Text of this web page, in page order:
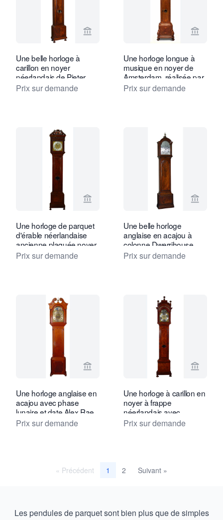
Voir la page vendeur de Toebosch
Une belle horloge à
carillon en noyer
néerlandais de Pieter
Klok, Amsterdam, vers
Prix sur demande
Voir la
Une horloge longue à
musique en noyer de
Amsterdam, réalisée par
Gerrit Storm, vers 1735
Prix sur demande
Voir la page vendeur de Toebosch
Une horloge de parquet
d'érable néerlandaise
ancienne plaquée noyer
et sculptée, par Huijgens,
Prix sur demande
Voir la
Une belle horloge
anglaise en acajou à
colonne Dwerrihouse
Berkley Square à
Prix sur demande
Voir la page vendeur de Toebosch
Une horloge anglaise en
acajou avec phase
lunaire et date Alex Rae
Dumfries vers 1770
Prix sur demande
Voir la
Une horloge à carillon en
noyer à frappe
néerlandais avec
calendrier Ed Brookes
Prix sur demande
« Précédent 1 2 Suivant »
Les pendules de parquet sont bien plus que de simples